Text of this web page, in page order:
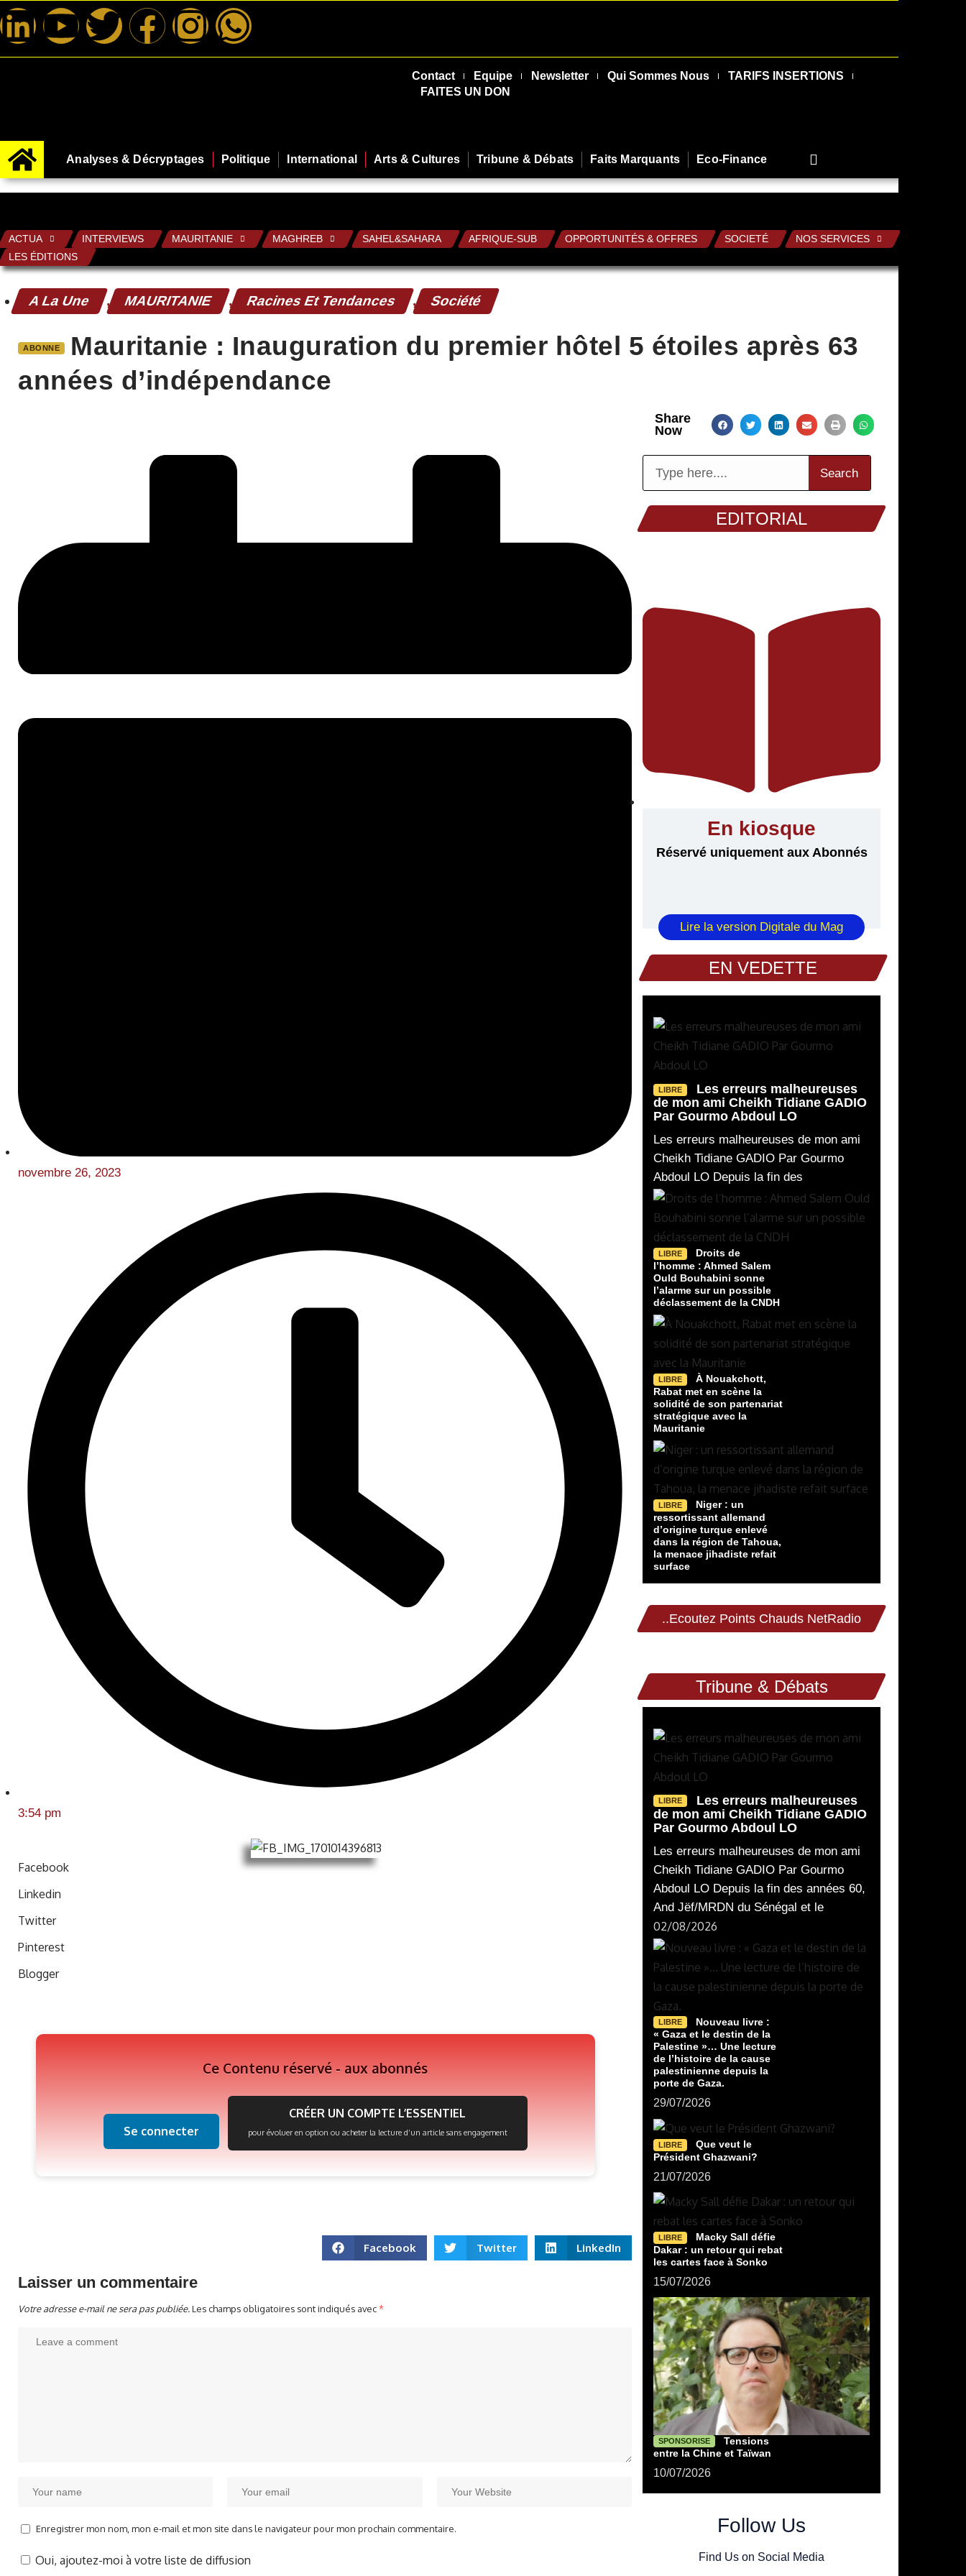
Contact Equipe Newsletter Qui Sommes Nous
TARIFS INSERTIONS
FAITES UN DON
Analyses & Décryptages Politique International Arts & Cultures Tribune & Débats Faits Marquants Eco-Finance
ACTUA INTERVIEWS MAURITANIE MAGHREB SAHEL&SAHARA AFRIQUE-SUB OPPORTUNITÉS & OFFRES SOCIETÉ
NOS SERVICES
LES ÉDITIONS
A La Une , MAURITANIE , Racines Et Tendances , Société
ABONNE
Mauritanie : Inauguration du premier hôtel 5 étoiles après 63
années d’indépendance
Share
Now
novembre 26, 2023
3:54 pm
Facebook
Linkedin
Twitter
Pinterest
Blogger
Ce Contenu réservé - aux abonnés
Se connecter
CRÉER UN COMPTE L’ESSENTIEL
pour évoluer en option ou acheter la lecture d’un article sans engagement
Facebook Twitter LinkedIn
Laisser un commentaire
Votre adresse e-mail ne sera pas publiée.Les champs obligatoires sont indiqués avec*
Enregistrer mon nom, mon e-mail et mon site dans le navigateur pour mon prochain commentaire.
Oui, ajoutez-moi à votre liste de diffusion
Search
EDITORIAL
En kiosque
Réservé uniquement aux Abonnés
Lire la version Digitale du Mag
EN VEDETTE
LIBRE
Les erreurs malheureuses
de mon ami Cheikh Tidiane GADIO
Par Gourmo Abdoul LO
Les erreurs malheureuses de mon ami
Cheikh Tidiane GADIO Par Gourmo
Abdoul LO Depuis la fin des
LIBRE
Droits de
l’homme : Ahmed Salem
Ould Bouhabini sonne
l’alarme sur un possible
déclassement de la CNDH
LIBRE
À Nouakchott,
Rabat met en scène la
solidité de son partenariat
stratégique avec la
Mauritanie
LIBRE
Niger : un
ressortissant allemand
d’origine turque enlevé
dans la région de Tahoua,
la menace jihadiste refait
surface
..Ecoutez Points Chauds NetRadio
Tribune & Débats
LIBRE
Les erreurs malheureuses
de mon ami Cheikh Tidiane GADIO
Par Gourmo Abdoul LO
Les erreurs malheureuses de mon ami
Cheikh Tidiane GADIO Par Gourmo
Abdoul LO Depuis la fin des années 60,
And Jëf/MRDN du Sénégal et le
02/08/2026
LIBRE
Nouveau livre :
« Gaza et le destin de la
Palestine »… Une lecture
de l’histoire de la cause
palestinienne depuis la
porte de Gaza.
29/07/2026
LIBRE
Que veut le
Président Ghazwani?
21/07/2026
LIBRE
Macky Sall défie
Dakar : un retour qui rebat
les cartes face à Sonko
15/07/2026
SPONSORISE
Tensions
entre la Chine et Taïwan
10/07/2026
Follow Us
Find Us on Social Media